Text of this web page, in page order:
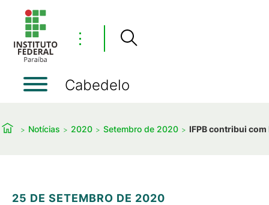
⋮
Cabedelo
Notícias 2020 Setembro de 2020 IFPB contribui
25 DE SETEMBRO DE 2020